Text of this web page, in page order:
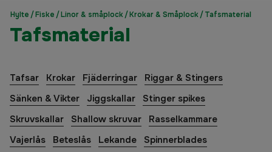
Hylte /Fiske /Linor & småplock/Krokar & Småplock/Tafsmaterial
Tafsmaterial
Tafsar Krokar Fjäderringar
Riggar & Stingers
Sänken & Vikter
Jiggskallar
Stinger spikes
Skruvskallar
Shallow skruvar
Rasselkammare
Vajerlås
Beteslås Lekande
Spinnerblades